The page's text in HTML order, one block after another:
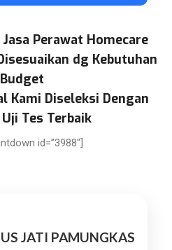
Perawat Homecare
dg Kebutuhan
Kami Diseleksi Dengan
Tes Terbaik
id=”3988″]
JATI PAMUNGKAS